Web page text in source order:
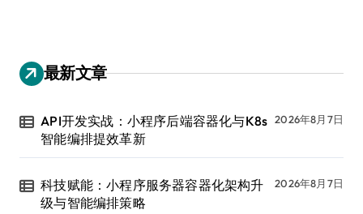
最新文章
API开发实战：小程序后端容器化与K8s
智能编排提效革新
2026年8月7日
科技赋能：小程序服务器容器化架构升
级与智能编排策略
2026年8月7日